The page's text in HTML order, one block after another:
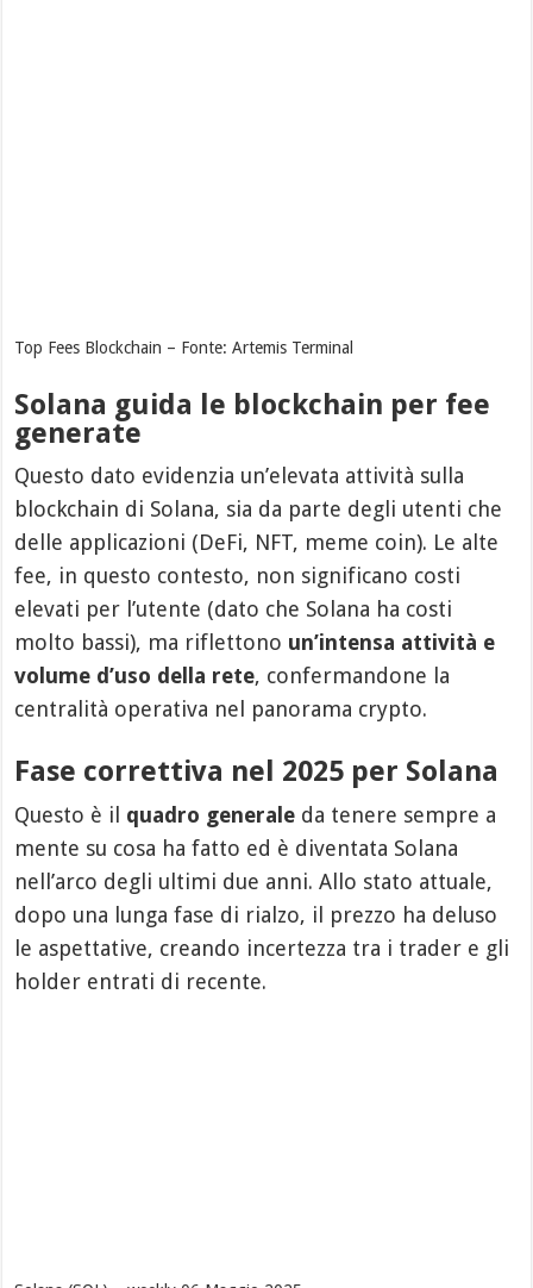
Top Fees Blockchain – Fonte: Artemis Terminal
Solana guida le blockchain per fee
generate
Questo dato evidenzia un’elevata attività sulla
blockchain di Solana, sia da parte degli utenti che
delle applicazioni (DeFi, NFT, meme coin). Le alte
fee, in questo contesto, non significano costi
elevati per l’utente (dato che Solana ha costi
molto bassi), ma riflettono un’intensa attività e
volume d’uso della rete, confermandone la
centralità operativa nel panorama crypto.
Fase correttiva nel 2025 per Solana
Questo è il quadro generale da tenere sempre a
mente su cosa ha fatto ed è diventata Solana
nell’arco degli ultimi due anni. Allo stato attuale,
dopo una lunga fase di rialzo, il prezzo ha deluso
le aspettative, creando incertezza tra i trader e gli
holder entrati di recente.